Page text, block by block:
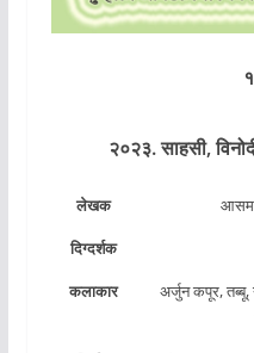
२०२३. साहसी,
लेखक
दिग्दर्शक
कलाकार
अर्जुन कपूर, तब्बू,